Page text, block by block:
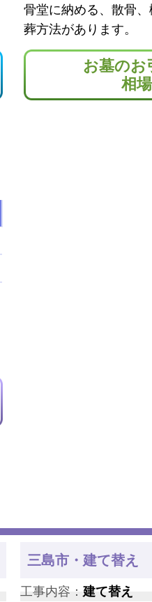
骨堂に納める、散骨
葬方法があります。
お墓のお
相
三島市・建て替え
工事内容： 建て替え